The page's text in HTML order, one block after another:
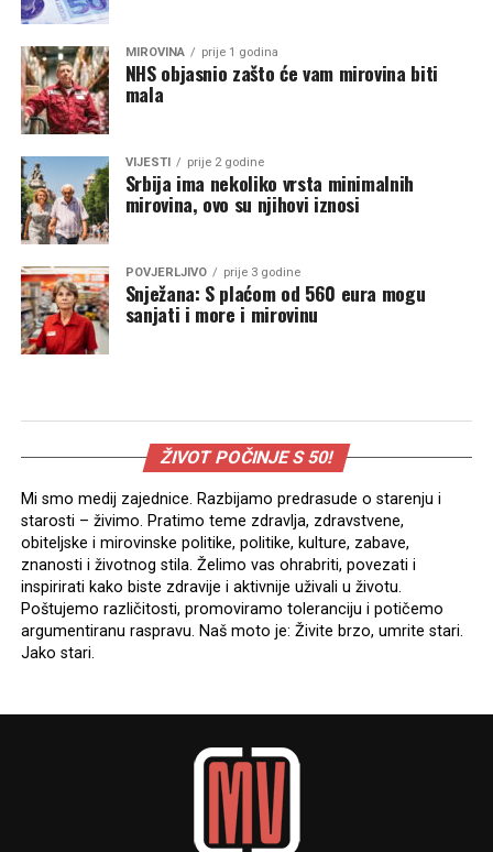
MIROVINA prije 1 godina
NHS objasnio zašto će vam mirovina biti
mala
VIJESTI prije 2 godine
Srbija ima nekoliko vrsta minimalnih
mirovina, ovo su njihovi iznosi
POVJERLJIVO prije 3 godine
Snježana: S plaćom od 560 eura mogu
sanjati i more i mirovinu
ŽIVOT POČINJE S 50!
Mi smo medij zajednice. Razbijamo predrasude o starenju i
starosti – živimo. Pratimo teme zdravlja, zdravstvene,
obiteljske i mirovinske politike, politike, kulture, zabave,
znanosti i životnog stila. Želimo vas ohrabriti, povezati i
inspirirati kako biste zdravije i aktivnije uživali u životu.
Poštujemo različitosti, promoviramo toleranciju i potičemo
argumentiranu raspravu. Naš moto je: Živite brzo, umrite stari.
Jako stari.